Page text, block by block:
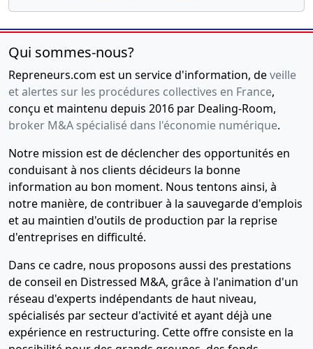
Qui sommes-nous?
Repreneurs.com est un service d'information, deveille
et alertes sur les procédures collectives en France,
conçu et maintenu depuis 2016 par Dealing-Room,
broker M&A spécialisé dans l'économie numérique.
Notre mission est de déclencher des opportunités en
conduisant à nos clients décideurs la bonne
information au bon moment. Nous tentons ainsi, à
notre manière, de contribuer à la sauvegarde d'emplois
et au maintien d'outils de production par la reprise
d'entreprises en difficulté.
Dans ce cadre, nous proposons aussi des prestations
de conseil en Distressed M&A, grâce à l'animation d'un
réseau d'experts indépendants de haut niveau,
spécialisés par secteur d'activité et ayant déjà une
expérience en restructuring. Cette offre consiste en la